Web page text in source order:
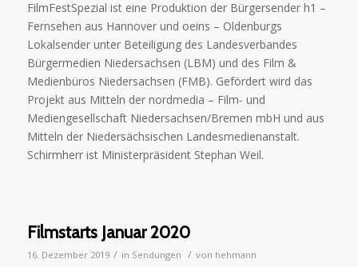
FilmFestSpezial ist eine Produktion der Bürgersender h1 –
Fernsehen aus Hannover und oeins – Oldenburgs
Lokalsender unter Beteiligung des Landesverbandes
Bürgermedien Niedersachsen (LBM) und des Film &
Medienbüros Niedersachsen (FMB). Gefördert wird das
Projekt aus Mitteln der nordmedia – Film- und
Mediengesellschaft Niedersachsen/Bremen mbH und aus
Mitteln der Niedersächsischen Landesmedienanstalt.
Schirmherr ist Ministerpräsident Stephan Weil.
Filmstarts Januar 2020
16. Dezember 2019 / in Sendungen / von hehmann